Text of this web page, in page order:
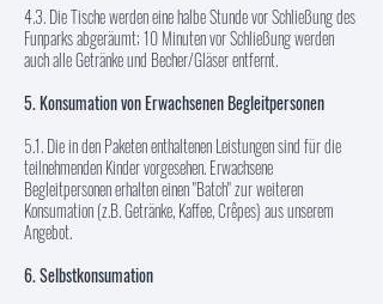
4.3. Die Tische werden eine halbe Stunde vor Schließung des
Funparks abgeräumt; 10 Minuten vor Schließung werden
auch alle Getränke und Becher/Gläser entfernt.
5. Konsumation von Erwachsenen Begleitpersonen
5.1. Die in den Paketen enthaltenen Leistungen sind für die
teilnehmenden Kinder vorgesehen. Erwachsene
Begleitpersonen erhalten einen "Batch" zur weiteren
Konsumation (z.B. Getränke, Kaffee, Crêpes) aus unserem
Angebot.
6. Selbstkonsumation